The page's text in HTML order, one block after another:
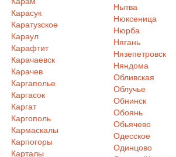
Карасук
Каратузское
Караул
Карафтит
Карачаевск
Карачев
Каргаполье
Каргасок
Каргат
Каргополь
Кармаскалы
Карпогоры
Карталы
Нытва
Нюксеница
Нюрба
Нягань
Нязепетровск
Няндома
Обливская
Облучье
Обнинск
Обоянь
Обьячево
Одесское
Одинцово